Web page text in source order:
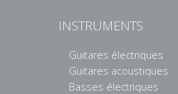
INSTRUMENTS
Guitares électriques
Guitares acoustiques
Basses électriques